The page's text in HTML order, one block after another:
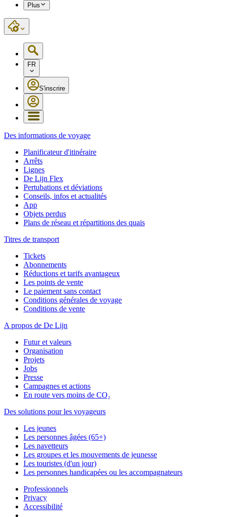
Plus
FR
S'inscrire
Des informations de voyage
Planificateur d'itinéraire
Arrêts
Lignes
De Lijn Flex
Pertubations et déviations
Conseils, infos et actualités
App
Objets perdus
Plans de réseau et répartitions des quais
Titres de transport
Tickets
Abonnements
Réductions et tarifs avantageux
Les points de vente
Le paiement sans contact
Conditions générales de voyage
Conditions de vente
A propos de De Lijn
Futur et valeurs
Organisation
Projets
Jobs
Presse
Campagnes et actions
En route vers moins de CO₂
Des solutions pour les voyageurs
Les jeunes
Les personnes âgées (65+)
Les navetteurs
Les groupes et les mouvements de jeunesse
Les touristes (d'un jour)
Les personnes handicapées ou les accompagnateurs
Professionnels
Privacy
Accessibilité